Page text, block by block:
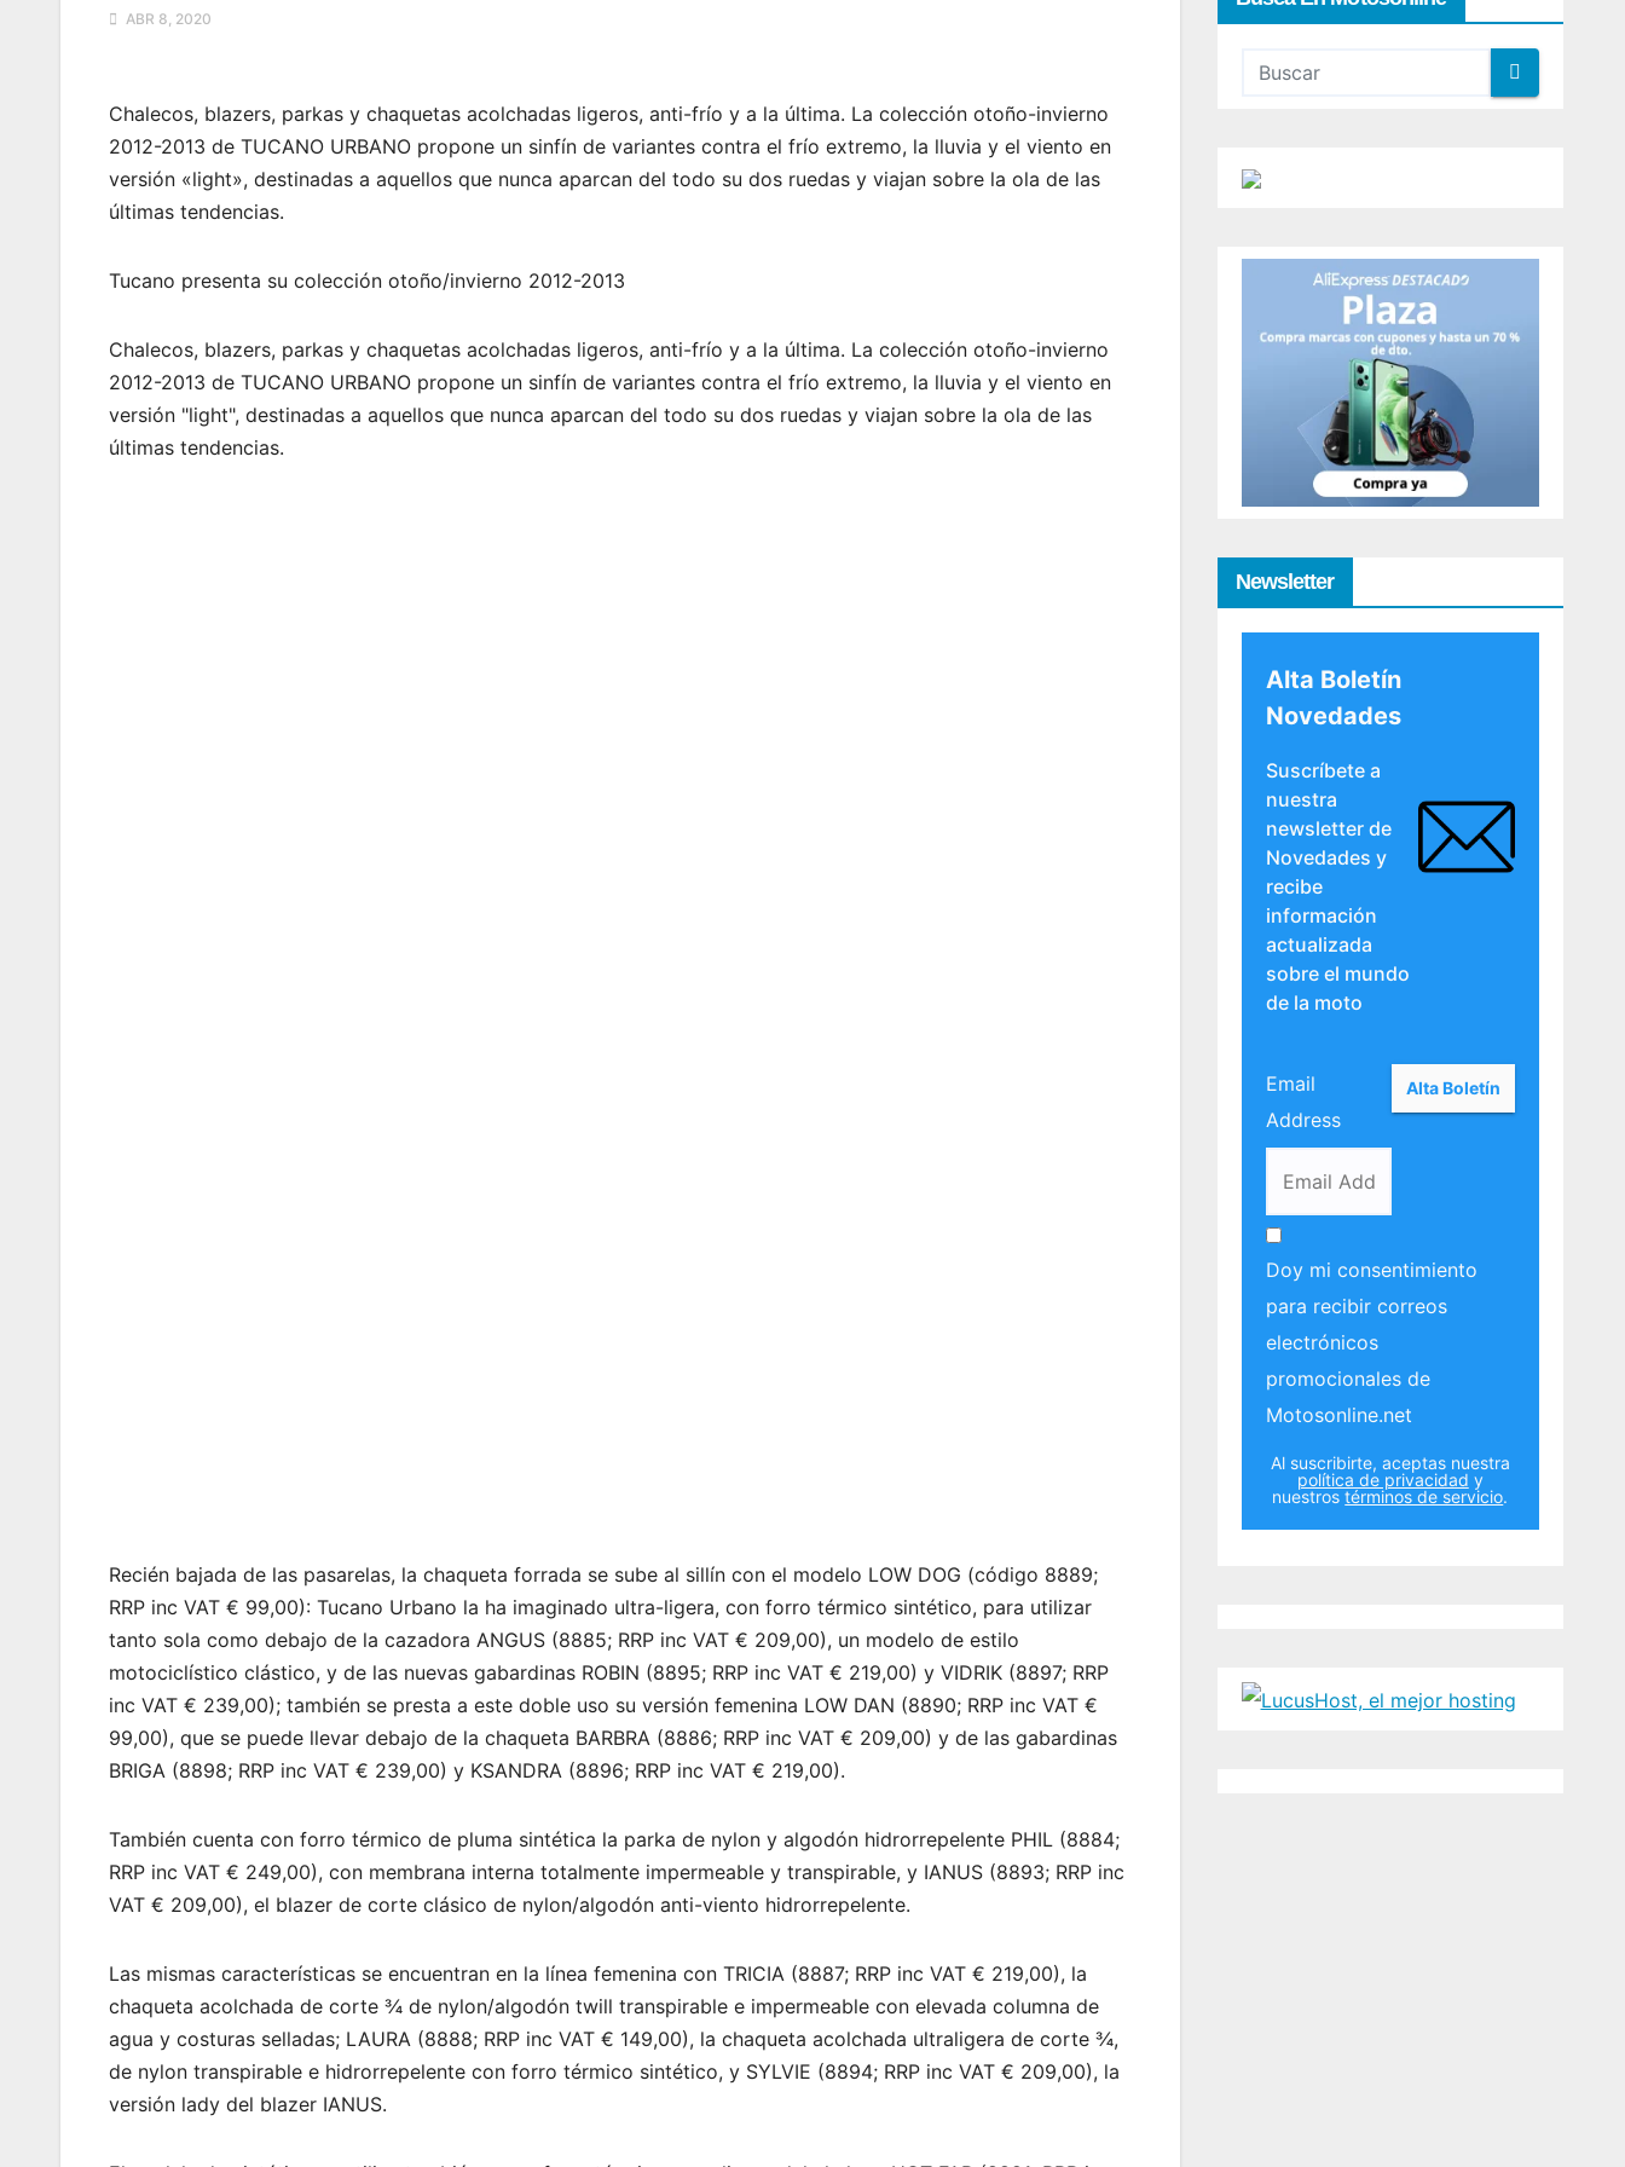
ABR 8, 2020
Chalecos, blazers, parkas y chaquetas acolchadas ligeros, anti-frío y a la última. La colección otoño-invierno
2012-2013 de TUCANO URBANO propone un sinfín de variantes contra el frío extremo, la lluvia y el viento en
versión «light», destinadas a aquellos que nunca aparcan del todo su dos ruedas y viajan sobre la ola de las
últimas tendencias.
Tucano presenta su colección otoño/invierno 2012-2013
Chalecos, blazers, parkas y chaquetas acolchadas ligeros, anti-frío y a la última. La colección otoño-invierno
2012-2013 de TUCANO URBANO propone un sinfín de variantes contra el frío extremo, la lluvia y el viento en
versión "light", destinadas a aquellos que nunca aparcan del todo su dos ruedas y viajan sobre la ola de las
últimas tendencias.
Recién bajada de las pasarelas, la chaqueta forrada se sube al sillín con el modelo LOW DOG (código 8889;
RRP inc VAT € 99,00): Tucano Urbano la ha imaginado ultra-ligera, con forro térmico sintético, para utilizar
tanto sola como debajo de la cazadora ANGUS (8885; RRP inc VAT € 209,00), un modelo de estilo
motociclístico clástico, y de las nuevas gabardinas ROBIN (8895; RRP inc VAT € 219,00) y VIDRIK (8897; RRP
inc VAT € 239,00); también se presta a este doble uso su versión femenina LOW DAN (8890; RRP inc VAT €
99,00), que se puede llevar debajo de la chaqueta BARBRA (8886; RRP inc VAT € 209,00) y de las gabardinas
BRIGA (8898; RRP inc VAT € 239,00) y KSANDRA (8896; RRP inc VAT € 219,00).
También cuenta con forro térmico de pluma sintética la parka de nylon y algodón hidrorrepelente PHIL (8884;
RRP inc VAT € 249,00), con membrana interna totalmente impermeable y transpirable, y IANUS (8893; RRP inc
VAT € 209,00), el blazer de corte clásico de nylon/algodón anti-viento hidrorrepelente.
Las mismas características se encuentran en la línea femenina con TRICIA (8887; RRP inc VAT € 219,00), la
chaqueta acolchada de corte ¾ de nylon/algodón twill transpirable e impermeable con elevada columna de
agua y costuras selladas; LAURA (8888; RRP inc VAT € 149,00), la chaqueta acolchada ultraligera de corte ¾,
de nylon transpirable e hidrorrepelente con forro térmico sintético, y SYLVIE (8894; RRP inc VAT € 209,00), la
versión lady del blazer IANUS.
Newsletter
Alta Boletín
Novedades
Suscríbete a
nuestra
newsletter de
Novedades y
recibe
información
actualizada
sobre el mundo
de la moto
Email
Address
Doy mi consentimiento
para recibir correos
electrónicos
promocionales de
Motosonline.net
Al suscribirte, aceptas nuestra
política de privacidad y
nuestrostérminos de servicio.